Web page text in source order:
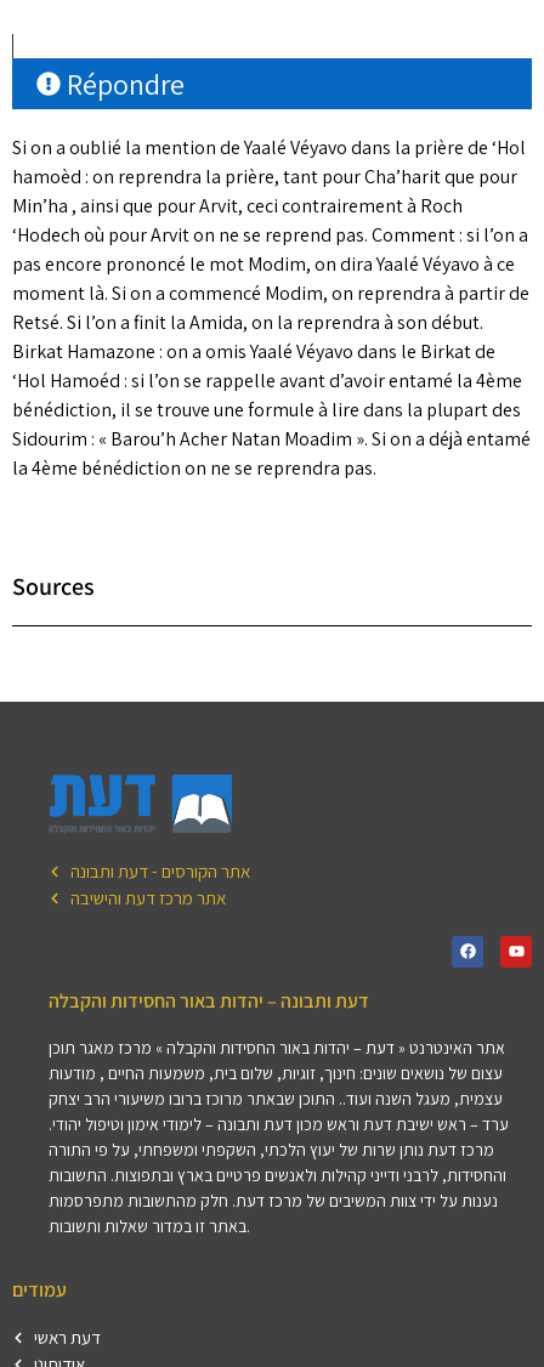
Répondre
Si on a oublié la mention de Yaalé Véyavo dans la prière de ‘Hol
hamoèd : on reprendra la prière, tant pour Cha’harit que pour
Min’ha , ainsi que pour Arvit, ceci contrairement à Roch
‘Hodech où pour Arvit on ne se reprend pas. Comment : si l’on a
pas encore prononcé le mot Modim, on dira Yaalé Véyavo à ce
moment là. Si on a commencé Modim, on reprendra à partir de
Retsé. Si l’on a finit la Amida, on la reprendra à son début.
Birkat Hamazone : on a omis Yaalé Véyavo dans le Birkat de
‘Hol Hamoéd : si l’on se rappelle avant d’avoir entamé la 4ème
bénédiction, il se trouve une formule à lire dans la plupart des
Sidourim : « Barou’h Acher Natan Moadim ». Si on a déjà entamé
la 4ème bénédiction on ne se reprendra pas.
Sources
אתר הקורסים - דעת ותבונה
אתר מרכז דעת והישיבה
דעת ותבונה – יהדות באור החסידות והקבלה
אתר האינטרנט « דעת – יהדות באור החסידות והקבלה » מרכז מאגר תוכן
עצום של נושאים שונים: חינוך, זוגיות, שלום בית, משמעות החיים , מודעות
עצמית, מעגל השנה ועוד.. התוכן שבאתר מרוכז ברובו משיעורי הרב יצחק
ערד – ראש ישיבת דעת וראש מכון דעת ותבונה – לימודי אימון וטיפול יהודי.
מרכז דעת נותן שרות של יעוץ הלכתי, השקפתי ומשפחתי, על פי התורה
והחסידות, לרבני ודייני קהילות ולאנשים פרטיים בארץ ובתפוצות. התשובות
נענות על ידי צוות המשיבים של מרכז דעת. חלק מהתשובות מתפרסמות
באתר זו במדור שאלות ותשובות.
עמודים
דעת ראשי